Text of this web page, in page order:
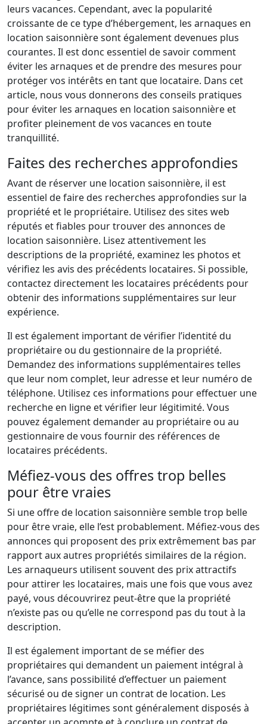
leurs vacances. Cependant, avec la popularité
croissante de ce type d’hébergement, les arnaques en
location saisonnière sont également devenues plus
courantes. Il est donc essentiel de savoir comment
éviter les arnaques et de prendre des mesures pour
protéger vos intérêts en tant que locataire. Dans cet
article, nous vous donnerons des conseils pratiques
pour éviter les arnaques en location saisonnière et
profiter pleinement de vos vacances en toute
tranquillité.
Faites des recherches approfondies
Avant de réserver une location saisonnière, il est
essentiel de faire des recherches approfondies sur la
propriété et le propriétaire. Utilisez des sites web
réputés et fiables pour trouver des annonces de
location saisonnière. Lisez attentivement les
descriptions de la propriété, examinez les photos et
vérifiez les avis des précédents locataires. Si possible,
contactez directement les locataires précédents pour
obtenir des informations supplémentaires sur leur
expérience.
Il est également important de vérifier l’identité du
propriétaire ou du gestionnaire de la propriété.
Demandez des informations supplémentaires telles
que leur nom complet, leur adresse et leur numéro de
téléphone. Utilisez ces informations pour effectuer une
recherche en ligne et vérifier leur légitimité. Vous
pouvez également demander au propriétaire ou au
gestionnaire de vous fournir des références de
locataires précédents.
Méfiez-vous des offres trop belles
pour être vraies
Si une offre de location saisonnière semble trop belle
pour être vraie, elle l’est probablement. Méfiez-vous des
annonces qui proposent des prix extrêmement bas par
rapport aux autres propriétés similaires de la région.
Les arnaqueurs utilisent souvent des prix attractifs
pour attirer les locataires, mais une fois que vous avez
payé, vous découvrirez peut-être que la propriété
n’existe pas ou qu’elle ne correspond pas du tout à la
description.
Il est également important de se méfier des
propriétaires qui demandent un paiement intégral à
l’avance, sans possibilité d’effectuer un paiement
sécurisé ou de signer un contrat de location. Les
propriétaires légitimes sont généralement disposés à